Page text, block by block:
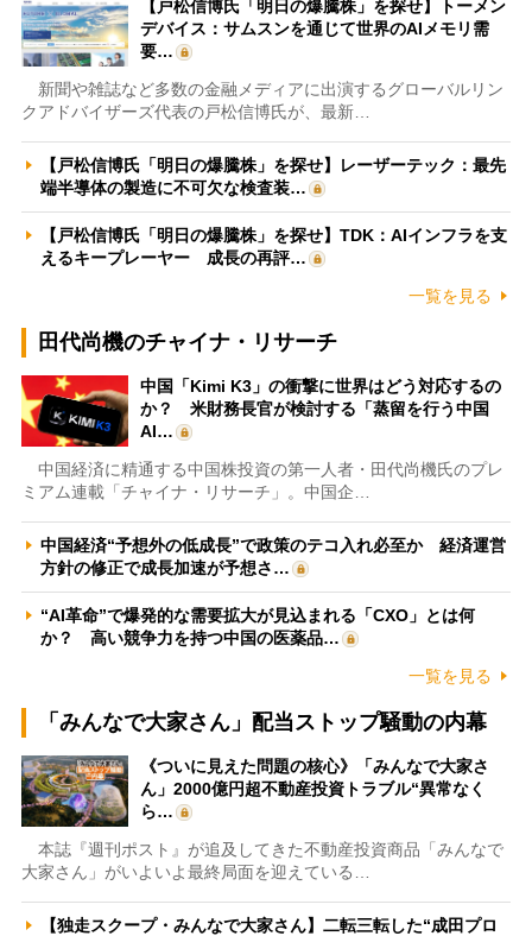
【戸松信博氏「明日の爆騰株」を探せ】トーメン
デバイス：サムスンを通じて世界のAIメモリ需
要…
新聞や雑誌など多数の金融メディアに出演するグローバルリン
クアドバイザーズ代表の戸松信博氏が、最新…
【戸松信博氏「明日の爆騰株」を探せ】レーザーテック：最先
端半導体の製造に不可欠な検査装…
【戸松信博氏「明日の爆騰株」を探せ】TDK：AIインフラを支
えるキープレーヤー 成長の再評…
一覧を見る
田代尚機のチャイナ・リサーチ
中国「Kimi K3」の衝撃に世界はどう対応するの
か？ 米財務長官が検討する「蒸留を行う中国
AI…
中国経済に精通する中国株投資の第一人者・田代尚機氏のプレ
ミアム連載「チャイナ・リサーチ」。中国企…
中国経済“予想外の低成長”で政策のテコ入れ必至か 経済運営
方針の修正で成長加速が予想さ…
“AI革命”で爆発的な需要拡大が見込まれる「CXO」とは何
か？ 高い競争力を持つ中国の医薬品…
一覧を見る
「みんなで大家さん」配当ストップ騒動の内幕
《ついに見えた問題の核心》「みんなで大家さ
ん」2000億円超不動産投資トラブル“異常なく
ら…
本誌『週刊ポスト』が追及してきた不動産投資商品「みんなで
大家さん」がいよいよ最終局面を迎えている…
【独走スクープ・みんなで大家さん】二転三転した“成田プロ